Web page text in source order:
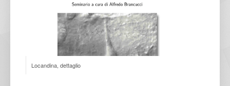
Locandina, dettaglio